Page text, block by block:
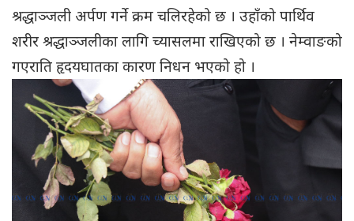
श्रद्धाञ्जली अर्पण गर्ने क्रम चलिरहेको छ । उहाँको पार्थिव
शरीर श्रद्धाञ्जलीका लागि च्यासलमा राखिएको छ । नेम्वाङको
गएराति हृदयघातका कारण निधन भएको हो ।